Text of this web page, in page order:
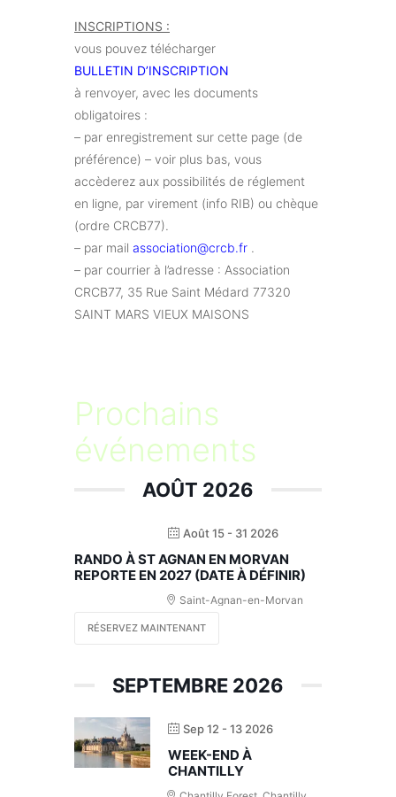
INSCRIPTIONS :
vous pouvez télécharger
BULLETIN D’INSCRIPTION
à renvoyer, avec les documents
obligatoires :
– par enregistrement sur cette page (de
préférence) – voir plus bas, vous
accèderez aux possibilités de réglement
en ligne, par virement (info RIB) ou chèque
(ordre CRCB77).
– par mail association@crcb.fr .
– par courrier à l’adresse : Association
CRCB77, 35 Rue Saint Médard 77320
SAINT MARS VIEUX MAISONS
Prochains
événements
AOÛT 2026
Août 15 - 31 2026
RANDO À ST AGNAN EN MORVAN
REPORTE EN 2027 (DATE À DÉFINIR)
Saint-Agnan-en-Morvan
RÉSERVEZ MAINTENANT
SEPTEMBRE 2026
Sep 12 - 13 2026
WEEK-END À
CHANTILLY